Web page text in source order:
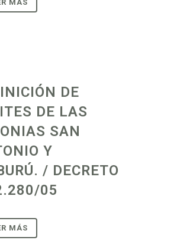
DE
DE LAS
SAN
Y
/ DECRETO
05